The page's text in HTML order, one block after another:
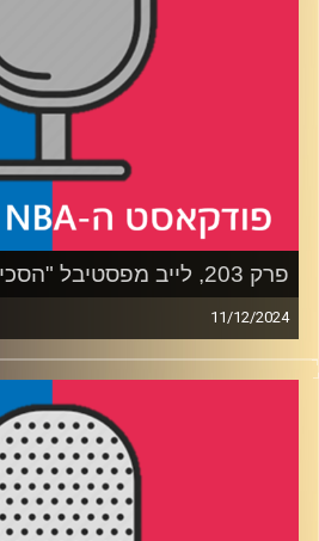
רבע 4: שרודר בווריורס, ומי הבא
פרק 203, לייב מפסטיבל "הסכיתו": הגביע הקדוש
11/12/2024
פודקאסט האן.בי.איי עם ערן סורוקה,
דוידוביץ' ועידן לוצקי, בשיתוף קול
רבע 4: המיקרופון לקהל – ישראלים,